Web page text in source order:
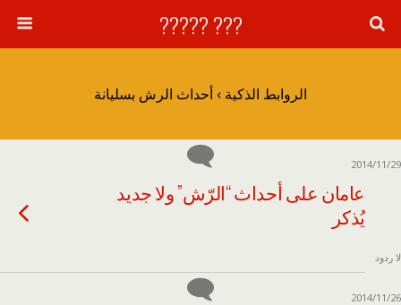
??? ?????
الروابط الذكية › أحداث الرش بسليانة
2014/11/29
عامان على أحداث “الرّش” ولا جديد
يُذكر
لا ردود
2014/11/26